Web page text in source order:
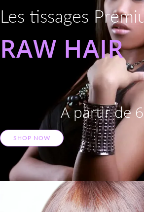
Les tissages
RAW HAIR
A partir de
SHOP NOW